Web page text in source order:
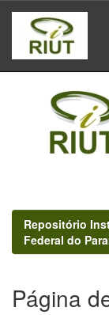
Skip
navigation
Repositório
Federal do
Página